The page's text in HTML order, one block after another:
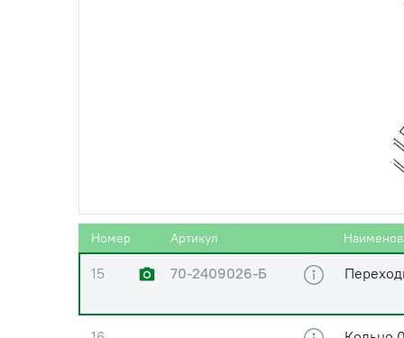
Номер Артикул
15 70-2409026-Б